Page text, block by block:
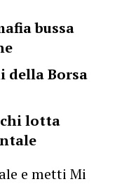
bussa
della Borsa
chi lotta
e metti Mi